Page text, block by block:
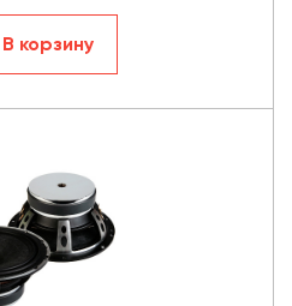
В корзину